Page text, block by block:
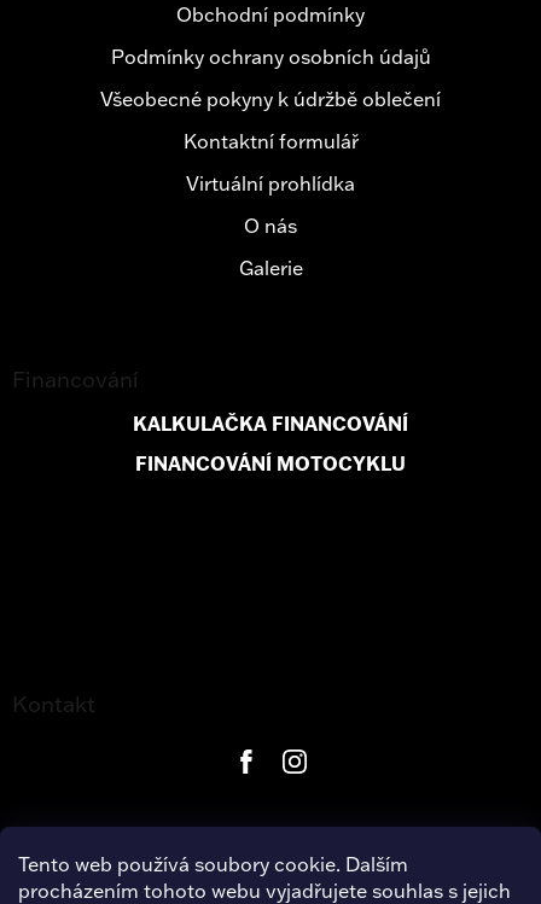
Tento web používá soubory cookie. Dalším
procházením tohoto webu vyjadřujete souhlas s jejich
Kontakt
Obchodní podmínky
Podmínky ochrany osobních údajů
Všeobecné pokyny k údržbě oblečení
Kontaktní formulář
Virtuální prohlídka
O nás
Galerie
Financování
KALKULAČKA FINANCOVÁNÍ
FINANCOVÁNÍ MOTOCYKLU